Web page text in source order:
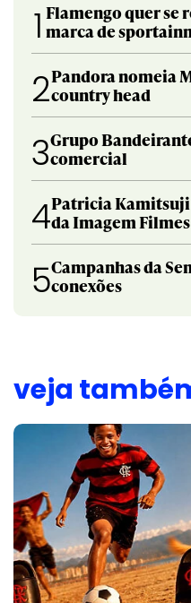
1 Flamengo quer se
marca de
2Pandora nomeia
country head
3Grupo
comercial
4Patricia Kamitsuji
da Imagem Filmes
5Campanhas da
conexões
veja